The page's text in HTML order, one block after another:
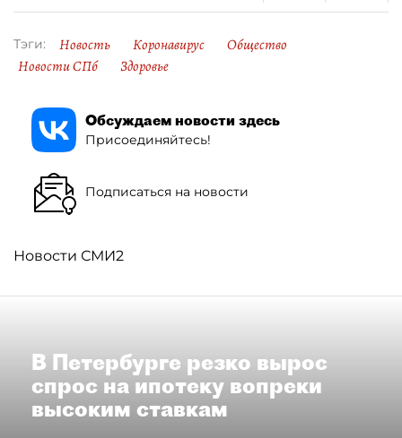
Тэги: Новость Коронавирус
Общество
Новости СПб
Здоровье
Обсуждаем новости здесь
Присоединяйтесь!
Подписаться на новости
Новости СМИ2
В Петербурге резко вырос
спрос на ипотеку вопреки
высоким ставкам